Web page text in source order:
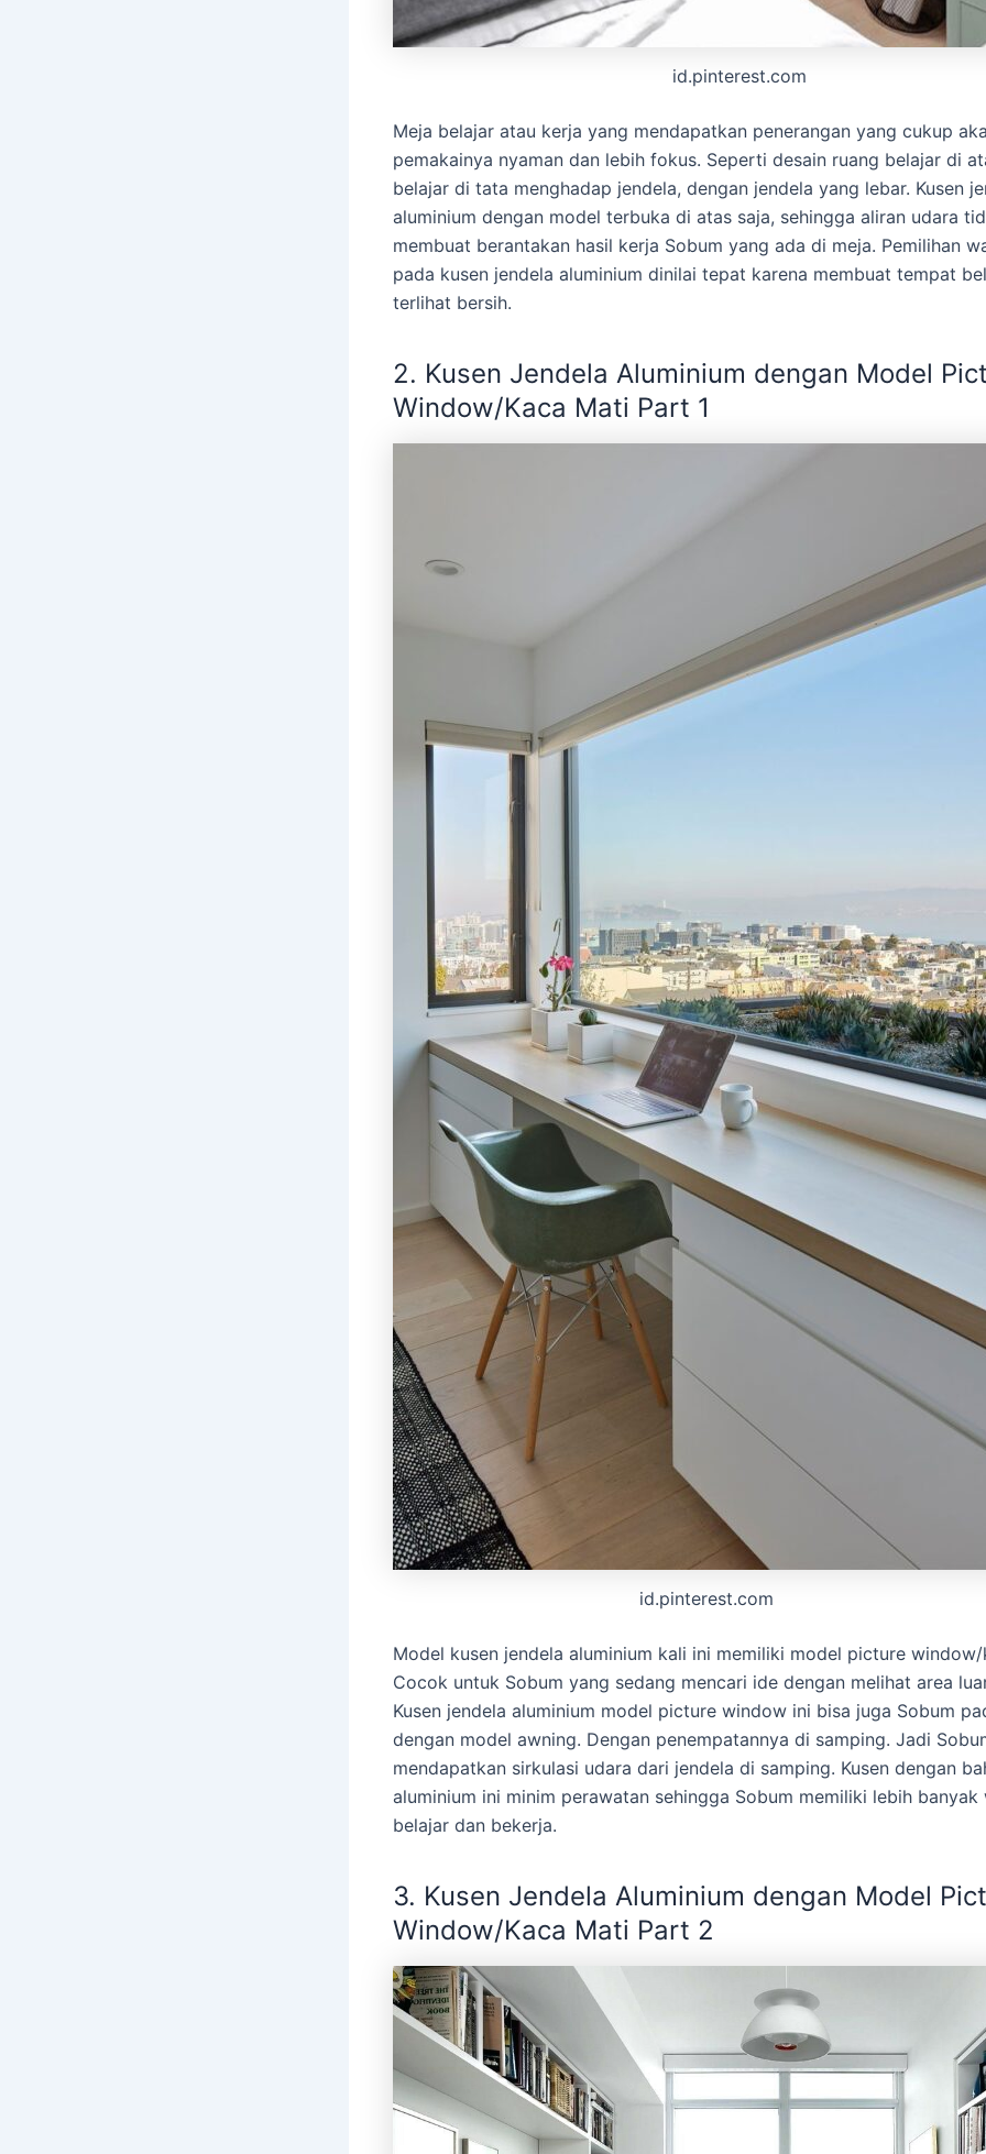
id.pinterest.com
Meja belajar atau kerja yang mendapatkan penerangan yang cukup
pemakainya nyaman dan lebih fokus. Seperti desain ruang belajar di
belajar di tata menghadap jendela, dengan jendela yang lebar. Kusen
aluminium dengan model terbuka di atas saja, sehingga aliran udara
membuat berantakan hasil kerja Sobum yang ada di meja. Pemilihan
pada kusen jendela aluminium dinilai tepat karena membuat tempat
terlihat bersih.
2. Kusen Jendela Aluminium dengan Model
Window/Kaca Mati Part 1
id.pinterest.com
Model kusen jendela aluminium kali ini memiliki model picture
Cocok untuk Sobum yang sedang mencari ide dengan melihat area
Kusen jendela aluminium model picture window ini bisa juga Sobum
dengan model awning. Dengan penempatannya di samping. Jadi
mendapatkan sirkulasi udara dari jendela di samping. Kusen dengan
aluminium ini minim perawatan sehingga Sobum memiliki lebih
belajar dan bekerja.
3. Kusen Jendela Aluminium dengan Model
Window/Kaca Mati Part 2